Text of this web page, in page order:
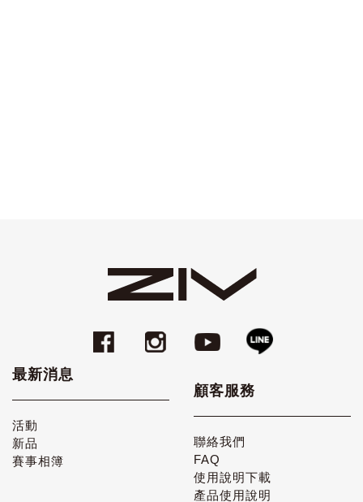
最新消息
活動
新品
賽事相簿
顧客服務
聯絡我們
FAQ
使用說明下載
產品使用說明